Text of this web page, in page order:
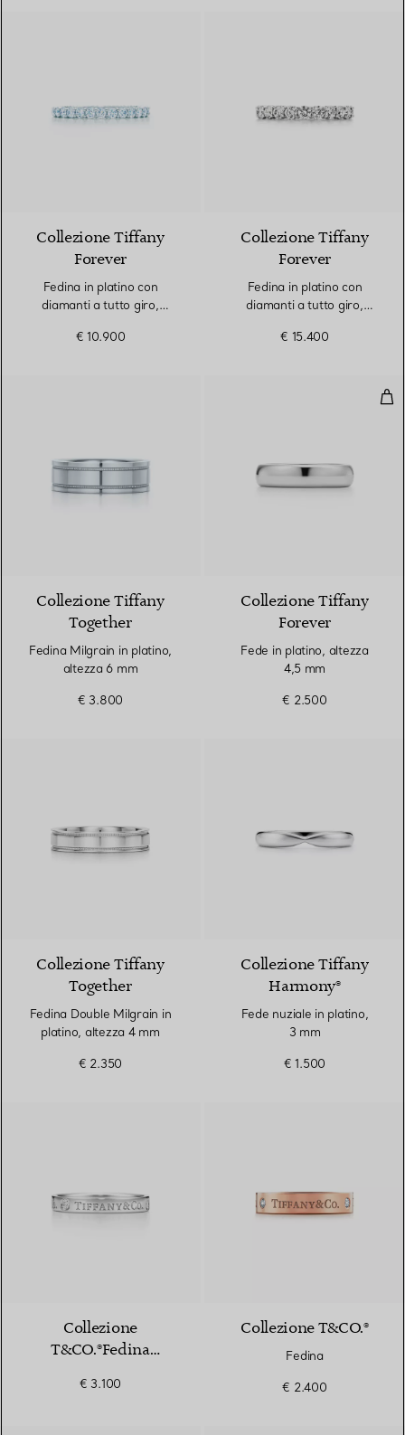
Collezione Tiffany
Forever
Fedina in platino con
diamanti a tutto giro,
€ 10.900
Collezione Tiffany
Forever
Fedina in platino con
diamanti a tutto giro,
€ 15.400
Collezione Tiffany
Together
Fedina Milgrain in platino,
altezza 6 mm
€ 3.800
Collezione Tiffany
Forever
Fede in platino, altezza
4,5 mm
€ 2.500
Collezione Tiffany
Together
Fedina Double Milgrain in
platino, altezza 4 mm
€ 2.350
Collezione Tiffany
Harmony®
Fede nuziale in platino,
3 mm
€ 1.500
Collezione
T&CO.®Fedina
€ 3.100
Collezione T&CO.®
Fedina
€ 2.400